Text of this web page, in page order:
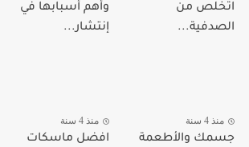
اتخلص من
الصدفية...
وأهم أسبابها في
إنتشار...
منذ 4 سنة
جسمك والأطعمة
منذ 4 سنة
افضل ماسكات